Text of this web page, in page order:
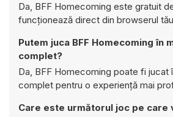
Da, BFF Homecoming este gratuit
funcționează direct din browserul
Putem juca BFF Homecoming în
complet?
Da, BFF Homecoming poate fi jucat
complet pentru o experiență mai
Care este următorul joc pe care